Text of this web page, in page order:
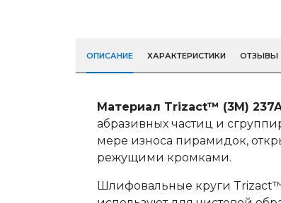
ОПИСАНИЕ ХАРАКТЕРИСТИКИ ОТЗЫВЫ
Материал Trizact™ (3M)
абразивных частиц и
мере износа пирамидок,
режущими кромками.
Шлифовальные круги Trizact™